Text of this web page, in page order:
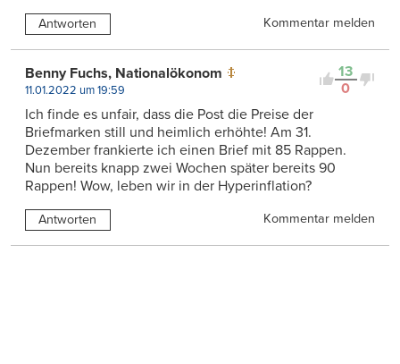
Antworten Kommentar melden
13
0
Benny Fuchs, Nationalökonom
11.01.2022 um 19:59
Ich finde es unfair, dass die Post die Preise der
Briefmarken still und heimlich erhöhte! Am 31.
Dezember frankierte ich einen Brief mit 85 Rappen.
Nun bereits knapp zwei Wochen später bereits 90
Rappen! Wow, leben wir in der Hyperinflation?
Antworten Kommentar melden